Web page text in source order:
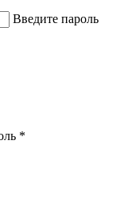
Введите пароль
*